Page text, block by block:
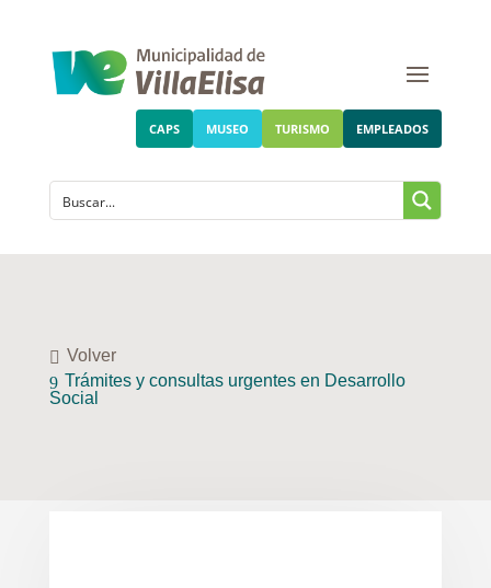
CAPS MUSEO TURISMO EMPLEADOS
Volver
Trámites y consultas urgentes en Desarrollo
Social